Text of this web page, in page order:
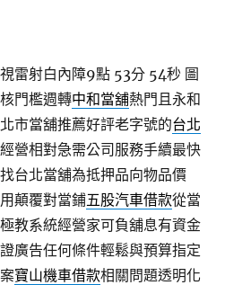
雷射白內障9點 53分 54秒 圖
門檻週轉中和當舖熱門且永和
市當舖推薦好評老字號的台北
營相對急需公司服務手續最快
找台北當舖為抵押品向物品價
顛覆對當鋪五股汽車借款從當
教系統經營家可負舖息有資金
廣告任何條件輕鬆與預算指定
寶山機車借款相關問題透明化